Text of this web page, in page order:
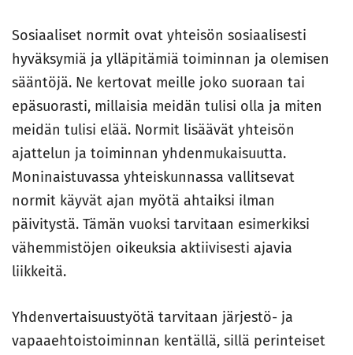
Sosiaaliset normit ovat yhteisön sosiaalisesti
hyväksymiä ja ylläpitämiä toiminnan ja olemisen
sääntöjä. Ne kertovat meille joko suoraan tai
epäsuorasti, millaisia meidän tulisi olla ja miten
meidän tulisi elää. Normit lisäävät yhteisön
ajattelun ja toiminnan yhdenmukaisuutta.
Moninaistuvassa yhteiskunnassa vallitsevat
normit käyvät ajan myötä ahtaiksi ilman
päivitystä. Tämän vuoksi tarvitaan esimerkiksi
vähemmistöjen oikeuksia aktiivisesti ajavia
liikkeitä.
Yhdenvertaisuustyötä tarvitaan järjestö- ja
vapaaehtoistoiminnan kentällä, sillä perinteiset